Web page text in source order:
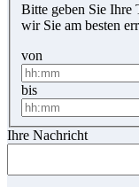
Bitte geben Sie Ihre
wir Sie am besten
von
bis
Ihre Nachricht